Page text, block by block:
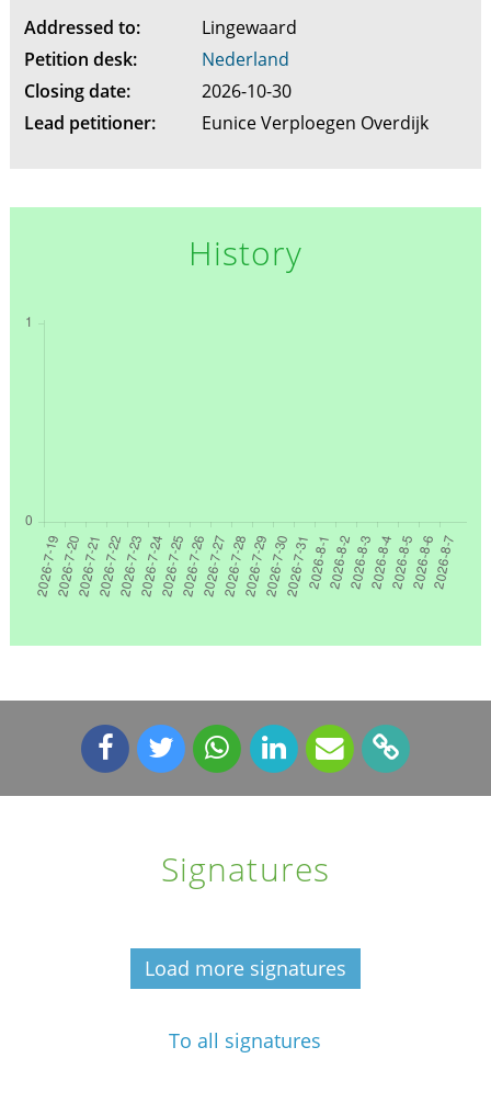
Addressed to:
Lingewaard
Petition desk:
Nederland
Closing date:
2026-10-30
Lead petitioner:
Eunice Verploegen Overdijk
History
Signatures
Load more signatures
To all signatures